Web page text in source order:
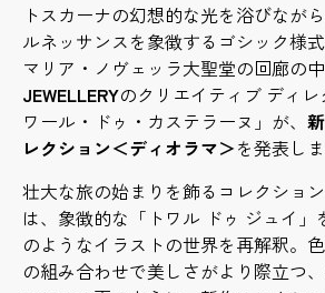
トスカーナの幻想的な光を浴びなが
ルネッサンスを象徴するゴシック様
マリア・ノヴェッラ大聖堂の回廊の中
JEWELLERYのクリエイティブ ディ
ワール・ドゥ・カステラーヌ」が、
レクション＜ディオラマ＞を発表しま
壮大な旅の始まりを飾るコレクショ
は、象徴的な「トワル ドゥ ジュイ」
のようなイラストの世界を再解釈。
の組み合わせで美しさがより際立つ